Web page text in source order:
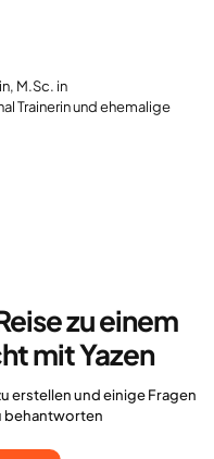
M.Sc. in
Trainerin und ehemalige
zu einem
mit Yazen
erstellen und einige Fragen
behantworten